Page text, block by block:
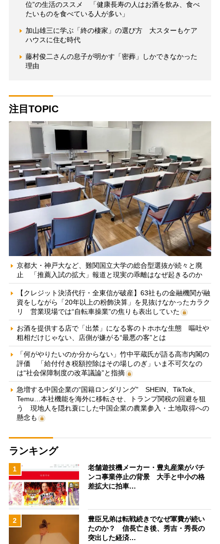
位”の生活のススメ 「健康長寿の人はお酒を飲み、食べ
たいものを食べている人が多い」
加山雄三に学ぶ「終の棲家」の選び方 大スターもケア
ハウスに住む時代
藤村俊二さんの息子が明かす「密葬」しかできなかった
理由
注目TOPIC
京都大・神戸大など、難関国立大学の総合型選抜が続々と廃
止 「推薦入試の拡大」報道と現実の乖離はなぜ起きるのか
【クレジット決済代行・全東信が破産】63社もの金融機関が融
資をしながら「20年以上の粉飾決算」を見抜けなかったカラク
リ 営業現場では“自転車操業”の焦りも表出していた
お酒を提供する店で「出禁」になる客のトホホな生態 嘔吐や
粗相だけじゃない、店側が嫌がる“最悪の客”とは
「何がやりたいのか分からない」竹中平蔵氏が語る高市内閣の
評価 「給付付き税額控除はその場しのぎ」いま不可欠なの
は“社会保障制度の改革議論”と指摘
急増する中国企業の“国籍ロンダリング” SHEIN、TikTok、
Temu…本社機能を海外に移転させ、トランプ関税の回避を狙
う 現地人を隠れ蓑にした中国企業の農業参入・土地取得への
懸念も
ランキング
1
老舗遊技機メーカー・豊丸産業がパチ
ンコ事業停止の背景 大手と中小の格
差拡大に拍車…
2
豊臣兄弟は転戦続きでなぜ軍費が続い
たのか？ 信長亡き後、秀吉・秀長の
突出した経済…